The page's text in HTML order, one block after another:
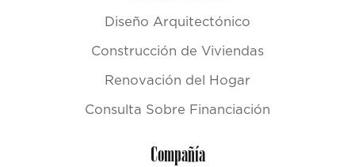
Diseño Arquitectónico
Construcción de Viviendas
Renovación del Hogar
Consulta Sobre Financiación
Compañía